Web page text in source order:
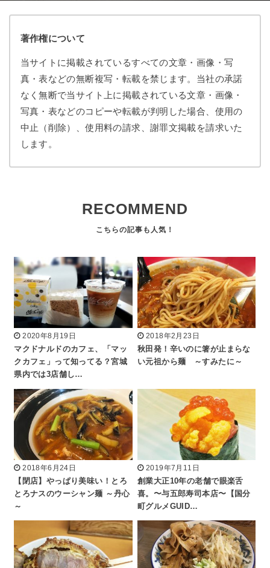
著作権について
当サイトに掲載されているすべての文章・画像・写
真・表などの無断複写・転載を禁じます。当社の承諾
なく無断で当サイト上に掲載されている文章・画像・
写真・表などのコピーや転載が判明した場合、使用の
中止（削除）、使用料の請求、謝罪文掲載を請求いた
します。
RECOMMEND
2020年8月19日
マクドナルドのカフェ、「マッ
クカフェ」って知ってる？宮城
県内では3店舗し…
2018年2月23日
秋田発！辛いのに箸が止まらな
い元祖から麺 ～すみたに～
2018年6月24日
【閉店】やっぱり美味い！とろ
とろナスのウーシャン麺 ～丹心
～
2019年7月11日
創業大正10年の老舗で眼楽舌
喜。〜与五郎寿司本店〜【国分
町グルメGUID…